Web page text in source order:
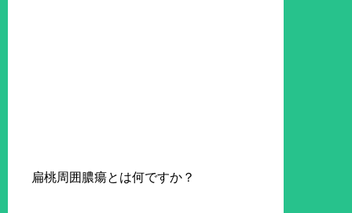
扁桃周囲膿瘍とは何ですか？